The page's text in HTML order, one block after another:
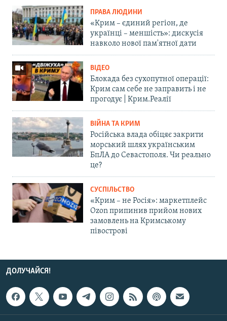
ПРАВА ЛЮДИНИ
«Крим – єдиний регіон, де
українці – меншість»: дискусія
навколо нової пам'ятної дати
ВІДЕО
Блокада без сухопутної операції:
Крим сам себе не заправить і не
прогодує | Крим.Реалії
ВІЙНА ТА КРИМ
Російська влада обіцяє закрити
морський шлях українським
БпЛА до Севастополя. Чи реально
це?
СУСПІЛЬСТВО
«Крим – не Росія»: маркетплейс
Ozon припинив прийом нових
замовлень на Кримському
півострові
ДОЛУЧАЙСЯ!